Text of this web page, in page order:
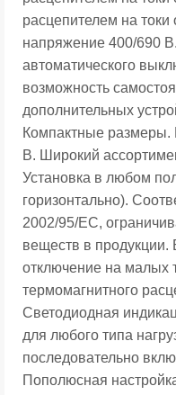
расцепителем на
напряжение 400/690
автоматического
возможность
дополнительных
Компактные размеры.
В. Широкий
Установка в любом
горизонтально).
2002/95/EC,
веществ в
отключение на малых
термомагнитного
Светодиодная
для любого типа
последовательно
Пополюсная